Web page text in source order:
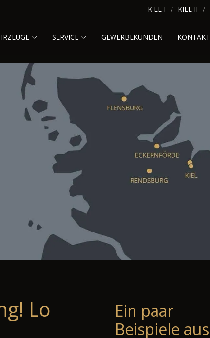
KIEL I KIEL II
SERVICE GEWERBEKUNDEN KONTAKT
Lo
Ein paar
Beispiele aus